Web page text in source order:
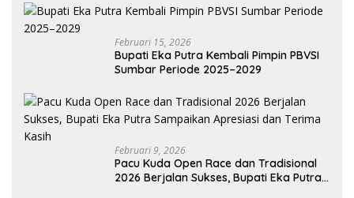
Februari 15, 2026
Bupati Eka Putra Kembali Pimpin PBVSI
Sumbar Periode 2025–2029
Februari 9, 2026
Pacu Kuda Open Race dan Tradisional
2026 Berjalan Sukses, Bupati Eka Putra